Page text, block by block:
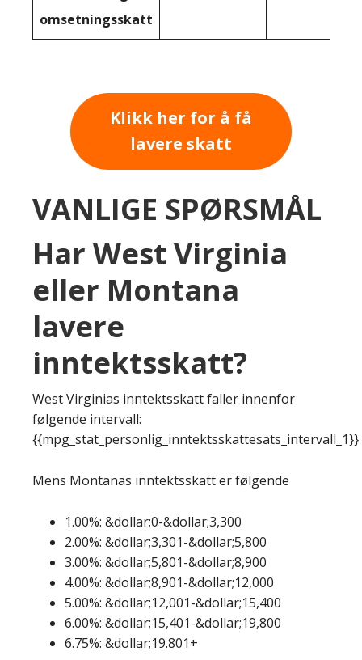
omsetningsskatt
Klikk her for å få
lavere skatt
VANLIGE SPØRSMÅL
Har West Virginia
eller Montana
lavere
inntektsskatt?
West Virginias inntektsskatt faller innenfor
følgende intervall:
{{mpg_stat_personlig_inntektsskattesats_intervall_1}}
Mens Montanas inntektsskatt er følgende
1.00%: &dollar;0-&dollar;3,300
2.00%: &dollar;3,301-&dollar;5,800
3.00%: &dollar;5,801-&dollar;8,900
4.00%: &dollar;8,901-&dollar;12,000
5.00%: &dollar;12,001-&dollar;15,400
6.00%: &dollar;15,401-&dollar;19,800
6.75%: &dollar;19.801+